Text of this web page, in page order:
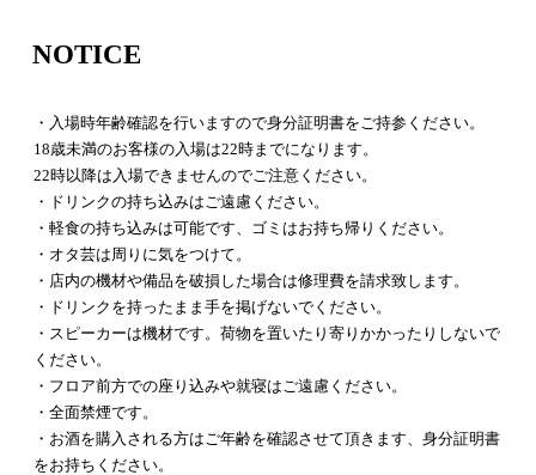
NOTICE
・入場時年齢確認を行いますので身分証明書をご持参ください。
18歳未満のお客様の入場は22時までになります。
22時以降は入場できませんのでご注意ください。
・ドリンクの持ち込みはご遠慮ください。
・軽食の持ち込みは可能です、ゴミはお持ち帰りください。
・オタ芸は周りに気をつけて。
・店内の機材や備品を破損した場合は修理費を請求致します。
・ドリンクを持ったまま手を掲げないでください。
・スピーカーは機材です。荷物を置いたり寄りかかったりしないで
ください。
・フロア前方での座り込みや就寝はご遠慮ください。
・全面禁煙です。
・お酒を購入される方はご年齢を確認させて頂きます、身分証明書
をお持ちください。